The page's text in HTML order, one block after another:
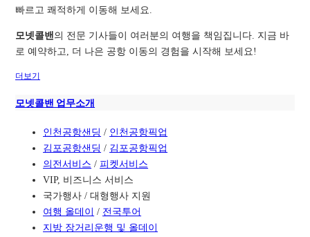
빠르고 쾌적하게 이동해 보세요.
모넷콜밴 의 전문 기사들이 여러분의 여행을 책임집니다. 지금 바
로 예약하고, 더 나은 공항 이동의 경험을 시작해 보세요!
더보기
모넷콜밴 업무소개
인천공항샌딩 / 인천공항픽업
김포공항샌딩 / 김포공항픽업
의전서비스 /피켓서비스
VIP, 비즈니스 서비스
국가행사 / 대형행사 지원
여행 올데이 / 전국투어
지방 장거리운행 및 올데이